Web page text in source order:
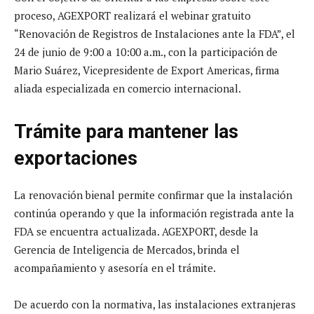
proceso, AGEXPORT realizará el webinar gratuito
“Renovación de Registros de Instalaciones ante la FDA”, el
24 de junio de 9:00 a 10:00 a.m., con la participación de
Mario Suárez, Vicepresidente de Export Americas, firma
aliada especializada en comercio internacional.
Trámite para mantener las
exportaciones
La renovación bienal permite confirmar que la instalación
continúa operando y que la información registrada ante la
FDA se encuentra actualizada. AGEXPORT, desde la
Gerencia de Inteligencia de Mercados, brinda el
acompañamiento y asesoría en el trámite.
De acuerdo con la normativa, las instalaciones extranjeras